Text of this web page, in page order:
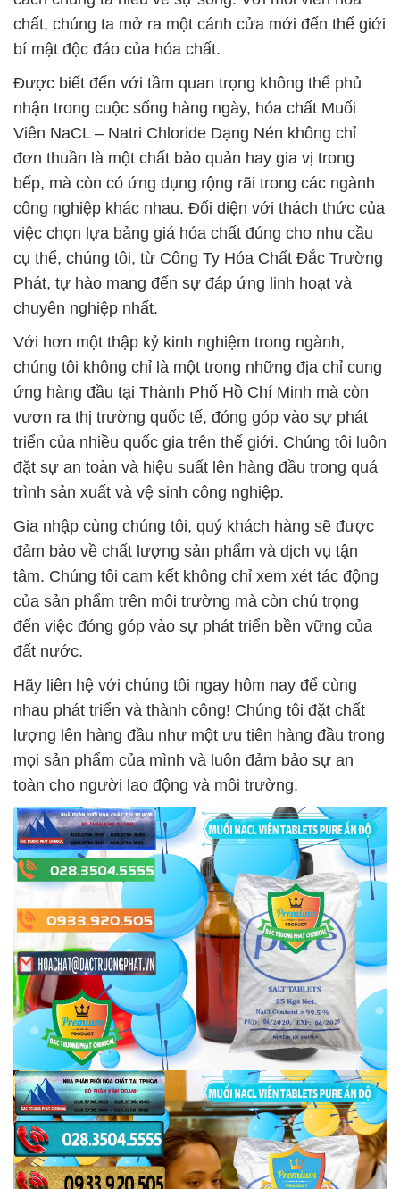
chất, chúng ta mở ra một cánh cửa mới đến thế giới
bí mật độc đáo của hóa chất.
Được biết đến với tầm quan trọng không thể phủ
nhận trong cuộc sống hàng ngày, hóa chất Muối
Viên NaCL – Natri Chloride Dạng Nén không chỉ
đơn thuần là một chất bảo quản hay gia vị trong
bếp, mà còn có ứng dụng rộng rãi trong các ngành
công nghiệp khác nhau. Đối diện với thách thức của
việc chọn lựa bảng giá hóa chất đúng cho nhu cầu
cụ thể, chúng tôi, từ Công Ty Hóa Chất Đắc Trường
Phát, tự hào mang đến sự đáp ứng linh hoạt và
chuyên nghiệp nhất.
Với hơn một thập kỷ kinh nghiệm trong ngành,
chúng tôi không chỉ là một trong những địa chỉ cung
ứng hàng đầu tại Thành Phố Hồ Chí Minh mà còn
vươn ra thị trường quốc tế, đóng góp vào sự phát
triển của nhiều quốc gia trên thế giới. Chúng tôi luôn
đặt sự an toàn và hiệu suất lên hàng đầu trong quá
trình sản xuất và vệ sinh công nghiệp.
Gia nhập cùng chúng tôi, quý khách hàng sẽ được
đảm bảo về chất lượng sản phẩm và dịch vụ tận
tâm. Chúng tôi cam kết không chỉ xem xét tác động
của sản phẩm trên môi trường mà còn chú trọng
đến việc đóng góp vào sự phát triển bền vững của
đất nước.
Hãy liên hệ với chúng tôi ngay hôm nay để cùng
nhau phát triển và thành công! Chúng tôi đặt chất
lượng lên hàng đầu như một ưu tiên hàng đầu trong
mọi sản phẩm của mình và luôn đảm bảo sự an
toàn cho người lao động và môi trường.